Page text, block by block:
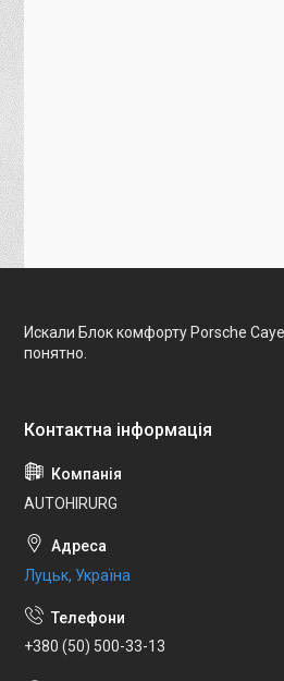
Искали Блок комфорту Porsche
понятно.
AUTOHIRURG
Луцьк, Україна
+380 (50) 500-33-13